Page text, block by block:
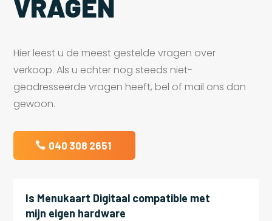
VRAGEN
Hier leest u de meest gestelde vragen over
verkoop. Als u echter nog steeds niet-
geadresseerde vragen heeft, bel of mail ons dan
gewoon.
040 308 2651
Is Menukaart Digitaal compatible met
mijn eigen hardware